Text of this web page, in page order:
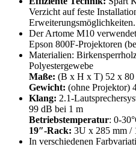
Verzicht auf feste
Erweiterungsmöglichkeiten.
Der Artome M10
Epson 800F-Projektoren
Materialien:
Polyestergewebe
Maße: (B x H x T) 52 x 80
Gewicht: (ohne Projektor)
Klang: 2.1-
99 dB bei 1 m
Betriebstemperatur: 0-
19″-Rack: 3U x 285 mm /
In verschiedenen